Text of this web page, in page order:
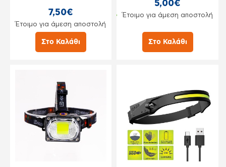
7,50€
Έτοιμο για άμεση αποστολή
Στο Καλάθι
5,00€
Έτοιμο για άμεση αποστολή
Στο Καλάθι